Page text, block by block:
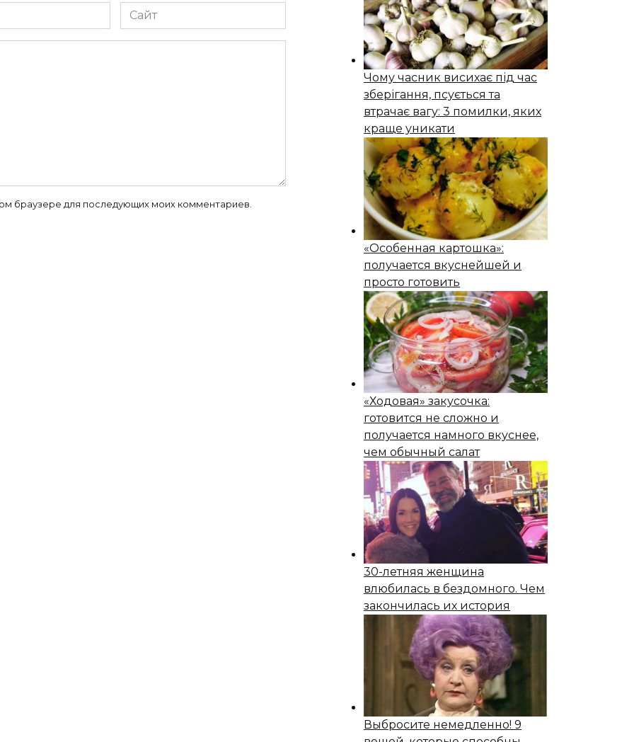
Сайт
браузере для последующих моих комментариев.
Чому часник висихає під час
зберігання, псується та
втрачає вагу: 3 помилки, яких
краще уникати
«Особенная картошка»:
получается вкуснейшей и
просто готовить
«Ходовая» закусочка:
готовится не сложно и
получается намного вкуснее,
чем обычный салат
30-летняя женщина
влюбилась в бездомного. Чем
закончилась их история
Выбросите немедленно! 9